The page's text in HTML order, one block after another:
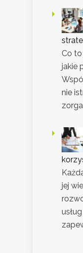
Co
jakie
nie
jej